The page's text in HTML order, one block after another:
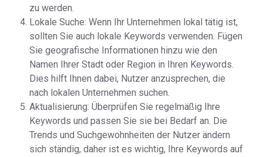
zu werden.
Lokale Suche: Wenn Ihr Unternehmen lokal tätig ist,
sollten Sie auch lokale Keywords verwenden. Fügen
Sie geografische Informationen hinzu wie den
Namen Ihrer Stadt oder Region in Ihren Keywords.
Dies hilft Ihnen dabei, Nutzer anzusprechen, die
nach lokalen Unternehmen suchen.
Aktualisierung: Überprüfen Sie regelmäßig Ihre
Keywords und passen Sie sie bei Bedarf an. Die
Trends und Suchgewohnheiten der Nutzer ändern
sich ständig, daher ist es wichtig, Ihre Keywords auf